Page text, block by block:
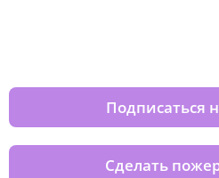
Подписаться
Сделать